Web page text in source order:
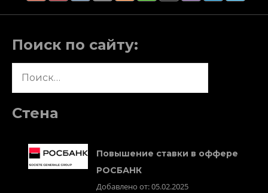
Поиск по сайту:
Стена
Повышение ставки в оффере
РОСБАНК
Добавлено от: 05.02.2025